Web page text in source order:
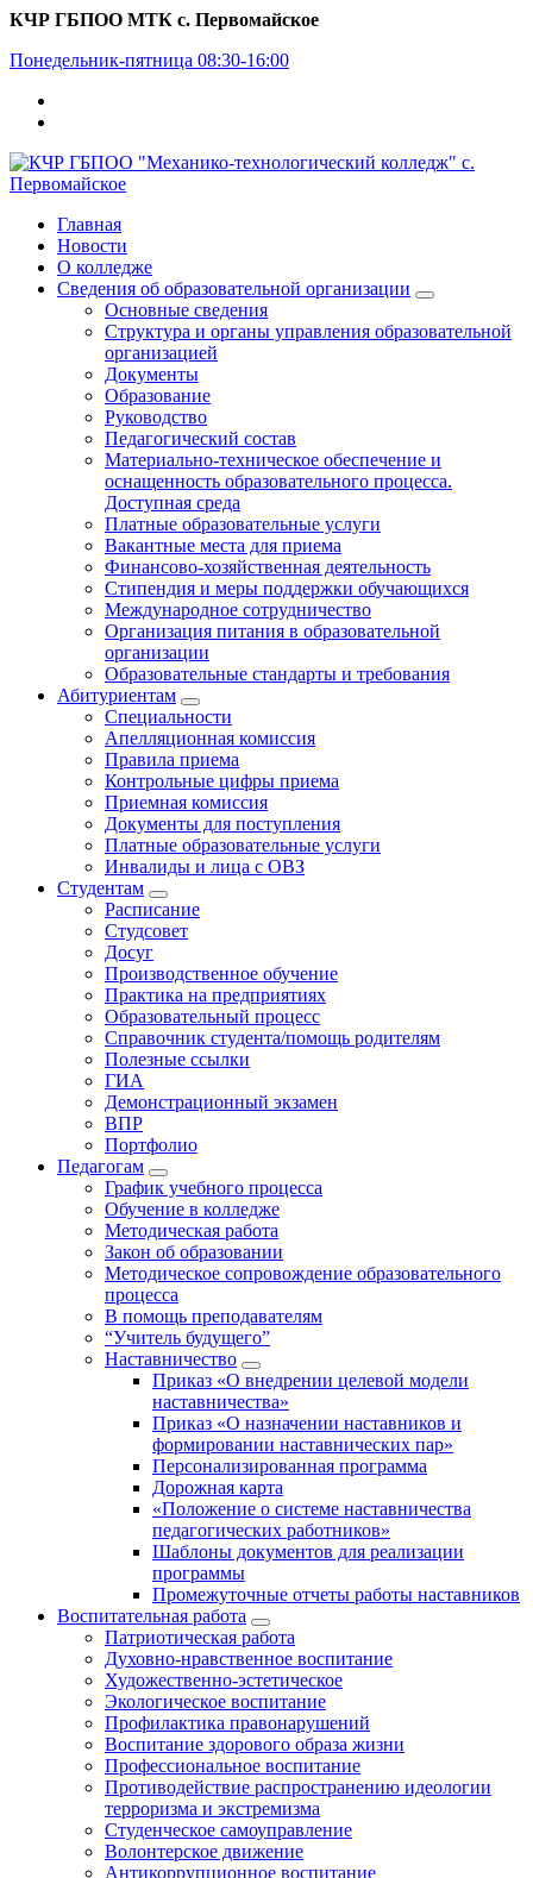
Перейти
содержимому
КЧР ГБПОО МТК с. Первомайское
Понедельник-пятница 08:30-16:00
Главная
Новости
О колледже
Сведения об образовательной организации
Основные сведения
Структура и органы управления образовательной
организацией
Документы
Образование
Руководство
Педагогический состав
Материально-техническое обеспечение и
оснащенность образовательного процесса.
Доступная среда
Платные образовательные услуги
Вакантные места для приема
Финансово-хозяйственная деятельность
Стипендия и меры поддержки обучающихся
Международное сотрудничество
Организация питания в образовательной
организации
Образовательные стандарты и требования
Абитуриентам
Специальности
Апелляционная комиссия
Правила приема
Контрольные цифры приема
Приемная комиссия
Документы для поступления
Платные образовательные услуги
Инвалиды и лица с ОВЗ
Студентам
Расписание
Студсовет
Досуг
Производственное обучение
Практика на предприятиях
Образовательный процесс
Справочник студента/помощь родителям
Полезные ссылки
ГИА
Демонстрационный экзамен
ВПР
Портфолио
Педагогам
График учебного процесса
Обучение в колледже
Методическая работа
Закон об образовании
Методическое сопровождение образовательного
процесса
В помощь преподавателям
“Учитель будущего”
Наставничество
Приказ «О внедрении целевой модели
наставничества»
Приказ «О назначении наставников и
формировании наставнических пар»
Персонализированная программа
Дорожная карта
«Положение о системе наставничества
педагогических работников»
Шаблоны документов для реализации
программы
Промежуточные отчеты работы наставников
Воспитательная работа
Патриотическая работа
Духовно-нравственное воспитание
Художественно-эстетическое
Экологическое воспитание
Профилактика правонарушений
Воспитание здорового образа жизни
Профессиональное воспитание
Противодействие распространению идеологии
терроризма и экстремизма
Студенческое самоуправление
Волонтерское движение
Антикоррупционное воспитание